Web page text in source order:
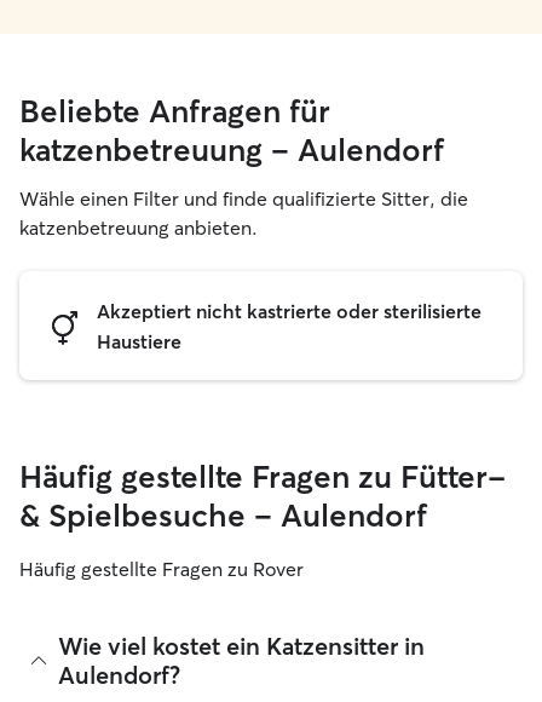
Beliebte Anfragen für
katzenbetreuung – Aulendorf
Wähle einen Filter und finde qualifizierte Sitter, die
katzenbetreuung anbieten.
Akzeptiert nicht kastrierte oder sterilisierte
Haustiere
Häufig gestellte Fragen zu Fütter-
& Spielbesuche – Aulendorf
Häufig gestellte Fragen zu Rover
Wie viel kostet ein Katzensitter in
Aulendorf?